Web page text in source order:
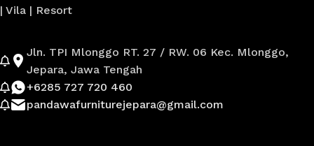
| Vila | Resort
Jln. TPI Mlonggo RT. 27 / RW. 06 Kec. Mlonggo,
Jepara, Jawa Tengah
+6285 727 720 460
pandawafurniturejepara@gmail.com